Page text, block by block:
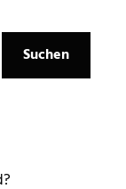
Suchen